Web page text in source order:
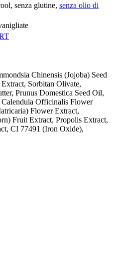
senza glutine, senza olio di
Chinensis (Jojoba) Seed
Sorbitan Olivate,
Prunus Domestica Seed Oil,
Officinalis Flower
Flower Extract,
Fruit Extract, Propolis Extract,
CI 77491 (Iron Oxide),